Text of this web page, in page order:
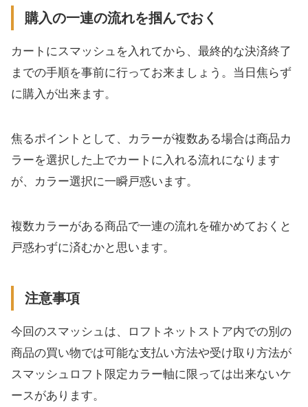
購入の一連の流れを掴んでおく
カートにスマッシュを入れてから、最終的な決済終了
までの手順を事前に行ってお来ましょう。当日焦らず
に購入が出来ます。
焦るポイントとして、カラーが複数ある場合は商品カ
ラーを選択した上でカートに入れる流れになります
が、カラー選択に一瞬戸惑います。
複数カラーがある商品で一連の流れを確かめておくと
戸惑わずに済むかと思います。
注意事項
今回のスマッシュは、ロフトネットストア内での別の
商品の買い物では可能な支払い方法や受け取り方法が
スマッシュロフト限定カラー軸に限っては出来ないケ
ースがあります。